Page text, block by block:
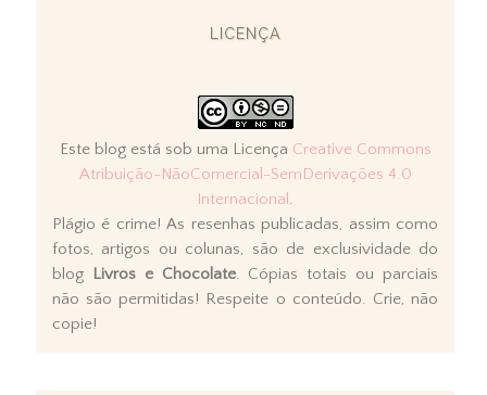
LICENÇA
Este blog está sob uma Licença Creative Commons
Atribuição-NãoComercial-SemDerivações 4.0
Internacional .
Plágio é crime! As resenhas publicadas, assim como
fotos, artigos ou colunas, são de exclusividade do
blog Livros e Chocolate. Cópias totais ou parciais
não são permitidas! Respeite o conteúdo. Crie, não
copie!